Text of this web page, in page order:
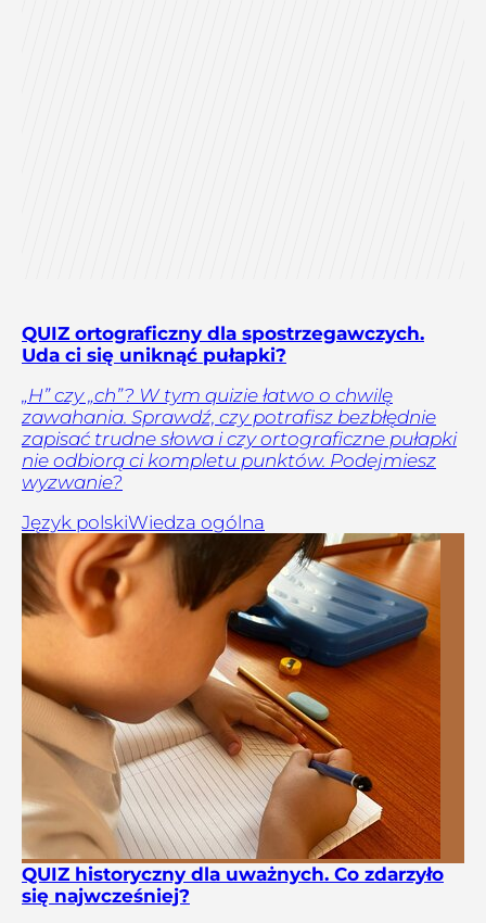
QUIZ ortograficzny dla spostrzegawczych.
Uda ci się uniknąć pułapki?
„H” czy „ch”? W tym quizie łatwo o chwilę
zawahania. Sprawdź, czy potrafisz bezbłędnie
zapisać trudne słowa i czy ortograficzne pułapki
nie odbiorą ci kompletu punktów. Podejmiesz
wyzwanie?
Język polskiWiedza ogólna
QUIZ historyczny dla uważnych. Co zdarzyło
się najwcześniej?